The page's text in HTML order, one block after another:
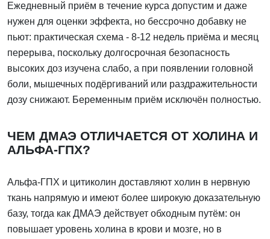
Ежедневный приём в течение курса допустим и даже
нужен для оценки эффекта, но бессрочно добавку не
пьют: практическая схема - 8-12 недель приёма и месяц
перерыва, поскольку долгосрочная безопасность
высоких доз изучена слабо, а при появлении головной
боли, мышечных подёргиваний или раздражительности
дозу снижают. Беременным приём исключён полностью.
ЧЕМ ДМАЭ ОТЛИЧАЕТСЯ ОТ ХОЛИНА И
АЛЬФА-ГПХ?
Альфа-ГПХ и цитиколин доставляют холин в нервную
ткань напрямую и имеют более широкую доказательную
базу, тогда как ДМАЭ действует обходным путём: он
повышает уровень холина в крови и мозге, но в